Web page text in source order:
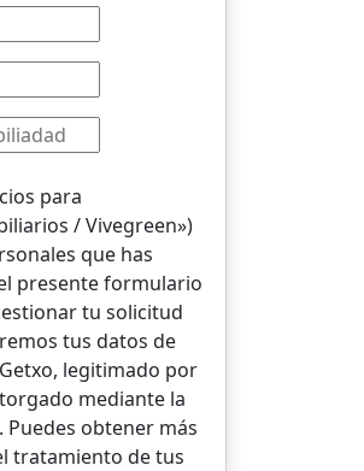
para
/ Vivegreen»)
que has
presente formulario
tu solicitud
tus datos de
legitimado por
mediante la
obtener más
tratamiento de tus